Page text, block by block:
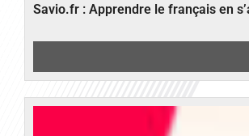
Savio.fr : Apprendre le français en